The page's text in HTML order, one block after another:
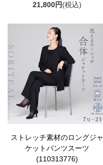
21,800円(税込)
ストレッチ素材のロングジャ
ケットパンツスーツ
(110313776)